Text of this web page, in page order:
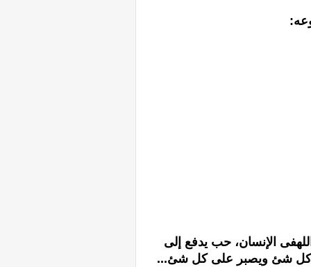
الإنسان، حب يدفع إلى
شئ ويصبر على كل شئ...